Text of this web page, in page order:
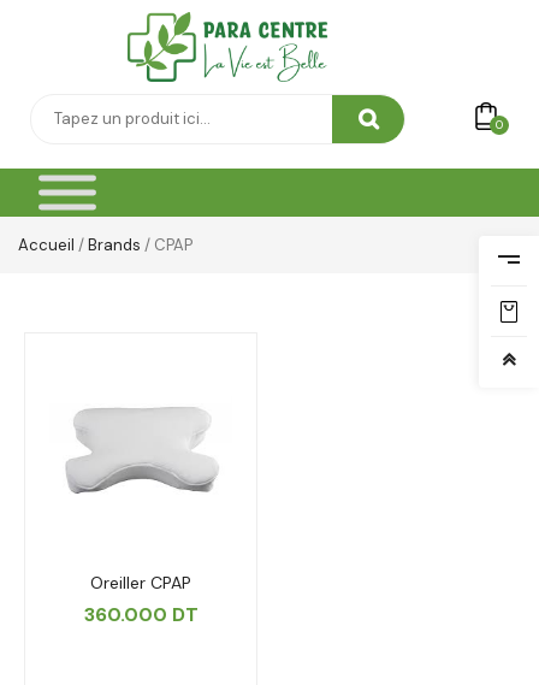
0
Accueil /Brands / CPAP
Oreiller CPAP
360.000 DT